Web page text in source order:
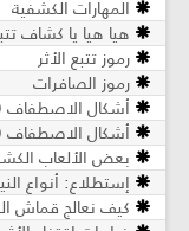
المهارات الكشفية
هيا هيا يا كشاف
رموز تتبع الأثر
رموز الصافرات
أشكال الاصطفاف
أشكال الاصطفاف
بعض الألعاب
إستطلاع: أنواع
كيف نعالج قماش